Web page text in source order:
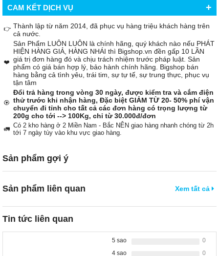
CAM KẾT DỊCH VỤ +
👉 Thành lập từ năm 2014, đã phục vụ hàng triệu khách hàng trên
cả nước.
❤️
Sản Phẩm LUÔN LUÔN là chính hãng, quý khách nào nếu PHÁT
HIỆN HÀNG GIẢ, HÀNG NHÁI thì Bigshop.vn đền gấp 10 LẦN
giá trị đơn hàng đó và chịu trách nhiệm trước pháp luật. Sản
phẩm có giá bán hợp lý, bảo hành chính hãng. Bigshop bán
hàng bằng cả tình yêu, trái tim, sự tự tế, sự trung thực, phục vụ
tận tâm
🏵️
Đổi trả hàng trong vòng 30 ngày, được kiểm tra và cắm điện
thử trước khi nhận hàng, Đặc biệt GIẢM TỪ 20- 50% phí vận
chuyển đi tỉnh cho tất cả các đơn hàng có trọng lượng từ
200g cho tới --> 100Kg, chỉ từ 30.000đ/đơn
🚛 Có 2 kho hàng ở 2 Miền Nam - Bắc NÊN giao hàng nhanh chóng từ 2h
tới 7 ngày tùy vào khu vực giao hàng.
Sản phẩm gợi ý
Sản phẩm liên quan Xem tất cả
Tin tức liên quan
5 sao
0
4 sao
0